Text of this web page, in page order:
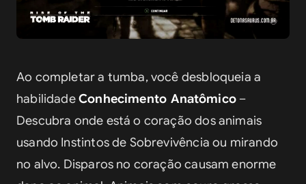
Ao completar a tumba, você desbloqueia a
habilidade Conhecimento Anatômico –
Descubra onde está o coração dos animais
usando Instintos de Sobrevivência ou mirando
no alvo. Disparos no coração causam enorme